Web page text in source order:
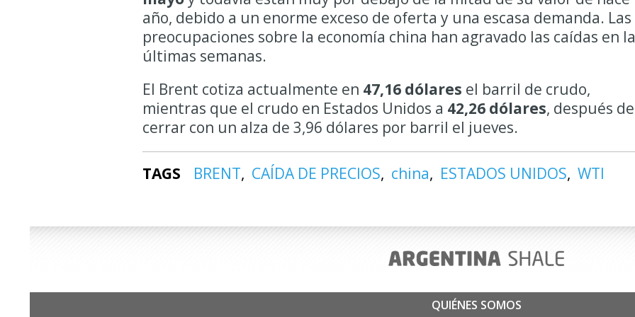
año, debido a un enorme exceso de oferta y una escasa demanda. Las
preocupaciones sobre la economía china han agravado las caídas en
últimas semanas.
El Brent cotiza actualmente en 47,16 dólares el barril de crudo,
mientras que el crudo en Estados Unidos a 42,26 dólares, después de
cerrar con un alza de 3,96 dólares por barril el jueves.
TAGS BRENT CAÍDA DE PRECIOS china ESTADOS UNIDOS WTI
QUIÉNES SOMOS